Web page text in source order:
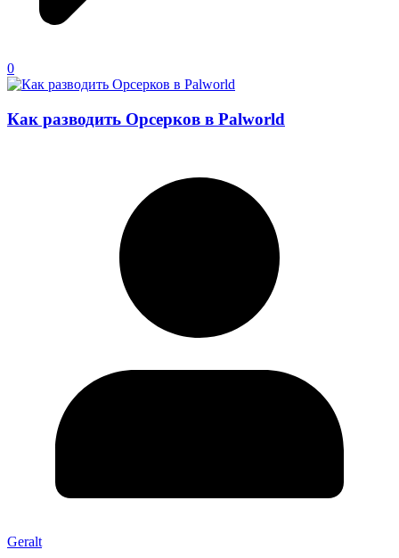
0
Как разводить Орсерков в Palworld
Geralt